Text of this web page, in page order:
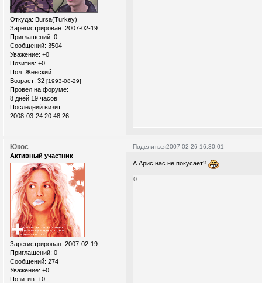
Откуда: Bursa(Turkey)
Зарегистрирован: 2007-02-19
Приглашений: 0
Сообщений: 3504
Уважение: +0
Позитив: +0
Пол: Женский
Возраст: 32 [1993-08-29]
Провел на форуме:
8 дней 19 часов
Последний визит:
2008-03-24 20:48:26
Поделиться2007-02-26 16:30:01
Юкос
Активный участник
Зарегистрирован: 2007-02-19
Приглашений: 0
Сообщений: 274
Уважение: +0
Позитив: +0
А Арис нас не покусает?
0